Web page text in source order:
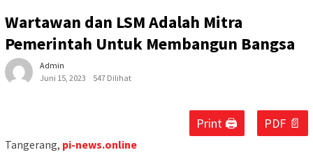
Wartawan dan LSM Adalah Mitra
Pemerintah Untuk Membangun Bangsa
Admin
Juni 15, 2023
547 Dilihat
Print 🖨 PDF 📄
Tangerang, pi-news.online